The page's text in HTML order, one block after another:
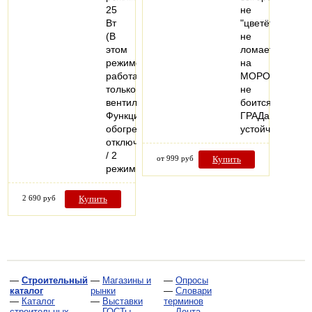
25
Вт
(В
этом
режиме
работает
только
вентилятор.
Функция
обогрева
отключена)
/ 2
режим…
2 690 руб Купить
не
"цветёт"
не
ломается
на
МОРОЗе,
не
боится
ГРАДа!
устойчив…
от 999 руб Купить
— Строительный
каталог
— Каталог
— Магазины и
рынки
— Выставки
— Опросы
— Словари
терминов